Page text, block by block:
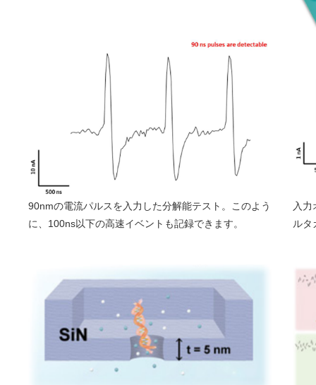
90nmの電流パルスを入力した分解能テスト。このよう
に、100ns以下の高速イベントも記録できます。
入力
ルタ